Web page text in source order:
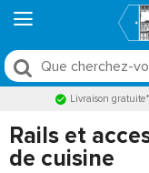
Livraison gratuite*
Rails et
de cuisine